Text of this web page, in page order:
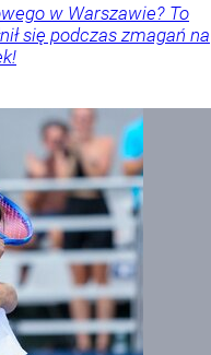
w Warszawie? To
się podczas zmagań na